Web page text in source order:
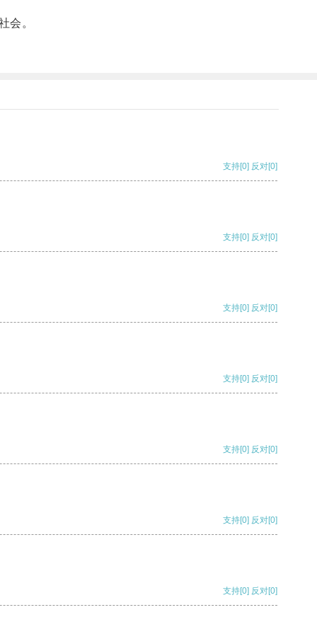
会。
支持[0] 反对[0]
支持[0] 反对[0]
支持[0] 反对[0]
支持[0] 反对[0]
支持[0] 反对[0]
支持[0] 反对[0]
支持[0] 反对[0]